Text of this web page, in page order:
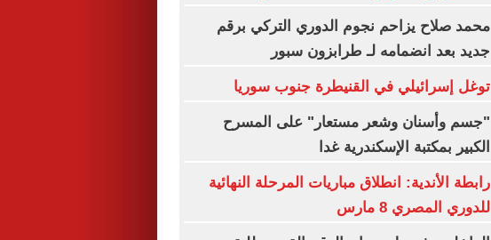
محمد صلاح يزاحم نجوم الدوري التركي برقم
جديد بعد انضمامه لـ طرابزون سبور
توغل إسرائيلي في القنيطرة جنوب سوريا
"جسم وأسنان وشعر مستعار" على المسرح
الكبير بمكتبة الإسكندرية غدا
رابطة الأندية: انطلاق مباريات المرحلة النهائية
للدوري المصري 8 مارس